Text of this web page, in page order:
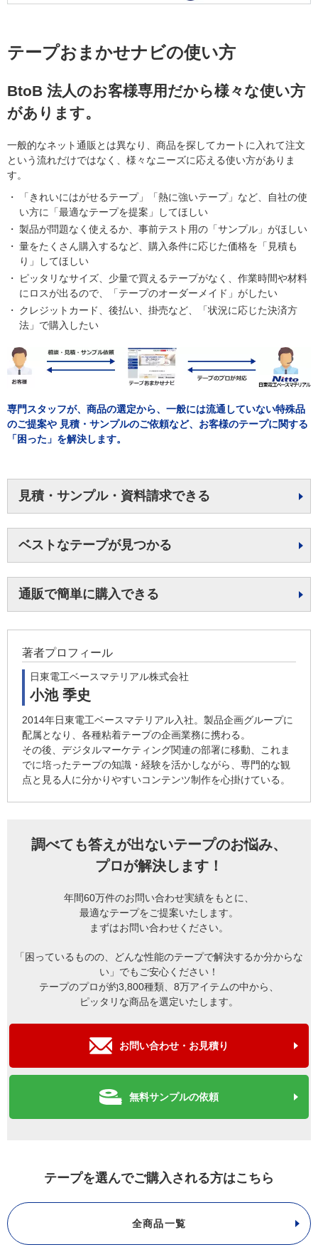
テープおまかせナビの使い方
BtoB 法人のお客様専用だから様々な使い方
があります。
一般的なネット通販とは異なり、商品を探してカートに入れて注文
という流れだけではなく、様々なニーズに応える使い方がありま
す。
「きれいにはがせるテープ」「熱に強いテープ」など、自社の使
い方に「最適なテープを提案」してほしい
製品が問題なく使えるか、事前テスト用の「サンプル」がほしい
量をたくさん購入するなど、購入条件に応じた価格を「見積も
り」してほしい
ピッタリなサイズ、少量で買えるテープがなく、作業時間や材料
にロスが出るので、「テープのオーダーメイド」がしたい
クレジットカード、後払い、掛売など、「状況に応じた決済方
法」で購入したい
専門スタッフが、商品の選定から、一般には流通していない特殊品
のご提案や 見積・サンプルのご依頼など、お客様のテープに関する
「困った」を解決します。
見積・サンプル・資料請求できる
ベストなテープが見つかる
通販で簡単に購入できる
著者プロフィール
日東電工ベースマテリアル株式会社
小池 季史
2014年日東電工ベースマテリアル入社。製品企画グループに
配属となり、各種粘着テープの企画業務に携わる。
その後、デジタルマーケティング関連の部署に移動、これま
でに培ったテープの知識・経験を活かしながら、専門的な観
点と見る人に分かりやすいコンテンツ制作を心掛けている。
調べても答えが出ないテープのお悩み、
プロが解決します！
年間60万件のお問い合わせ実績をもとに、
最適なテープをご提案いたします。
まずはお問い合わせください。
「困っているものの、どんな性能のテープで解決するか分からな
い」でもご安心ください！
テープのプロが約3,800種類、8万アイテムの中から、
ピッタリな商品を選定いたします。
お問い合わせ・お見積り
無料サンプルの依頼
テープを選んでご購入される方はこちら
全商品一覧